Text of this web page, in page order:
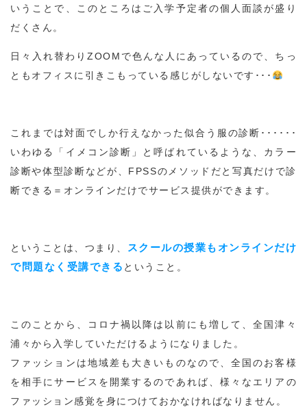
いうことで、このところはご入学予定者の個人面談が盛り
だくさん。
日々入れ替わりZOOMで色んな人にあっているので、ちっ
ともオフィスに引きこもっている感じがしないです･･･
これまでは対面でしか行えなかった似合う服の診断･･････
いわゆる「イメコン診断」と呼ばれているような、カラー
診断や体型診断などが、FPSSのメソッドだと写真だけで診
断できる＝オンラインだけでサービス提供ができます。
ということは、つまり、
スクールの授業もオンラインだけ
で問題なく受講できる ということ。
このことから、コロナ禍以降は以前にも増して、全国津々
浦々から入学していただけるようになりました。
ファッションは地域差も大きいものなので、全国のお客様
を相手にサービスを開業するのであれば、様々なエリアの
ファッション感覚を身につけておかなければなりません。